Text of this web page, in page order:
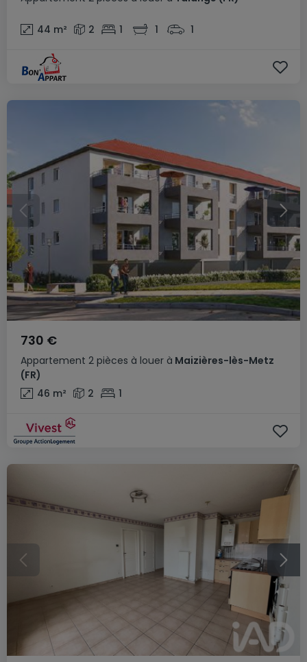
44 m² 2 1 1 1
Appartement 2 pièces à louer à Maizières-lès-Metz
(FR)
730 €
46 m² 2 1